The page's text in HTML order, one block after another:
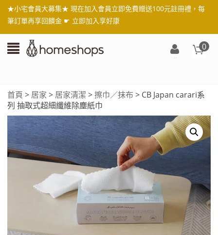
★小宅會員大募集★ 現在加入會員立即免費贈送100元註冊禮，每
筆訂單再享回饋金 ☛ 立即加入享好康
0
冊
首頁 > 居家 > 居家清潔 >擦巾／抹布 > CB Japan carari系
列 抽取式超細纖維除塵紙巾